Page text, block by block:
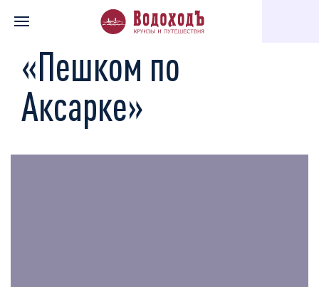
Главная Каталог экскурсий «Пешком по Аксарке»
«Пешком по
Аксарке»